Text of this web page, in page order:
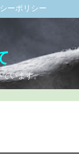
ーポリシー
います。